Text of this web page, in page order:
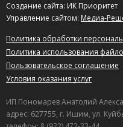
Создание сайта: ИК Приоритет
Управление сайтом: Медиа-
Политика обработки
Политика использования
Пользовательское соглашение
Условия оказания услуг
ИП Пономарев Анатолий
адрес: 627755, г. Ишим, ул.